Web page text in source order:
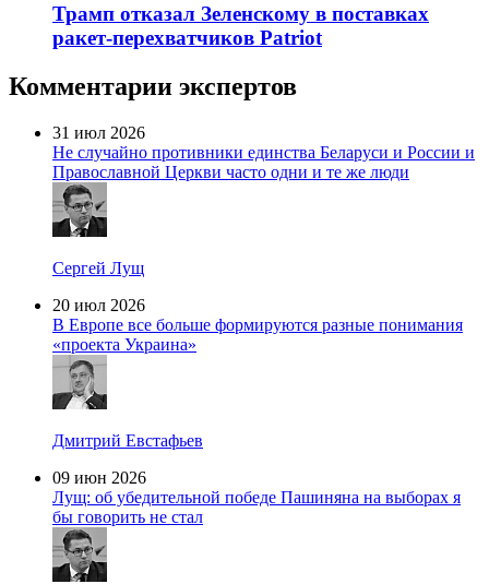
Трамп отказал Зеленскому в поставках
ракет-перехватчиков Patriot
Комментарии экспертов
31 июл 2026
Не случайно противники единства Беларуси и России и
Православной Церкви часто одни и те же люди
Сергей Лущ
20 июл 2026
В Европе все больше формируются разные понимания
«проекта Украина»
Дмитрий Евстафьев
09 июн 2026
Лущ: об убедительной победе Пашиняна на выборах я
бы говорить не стал